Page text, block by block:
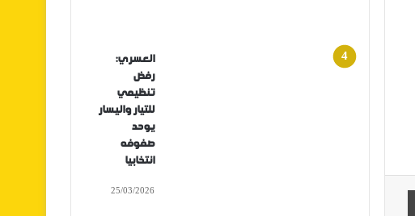
العسري:
رفض
تنظيمي
للتيار واليسار
يوحد
صفوفه
انتخابيا
25/03/2026